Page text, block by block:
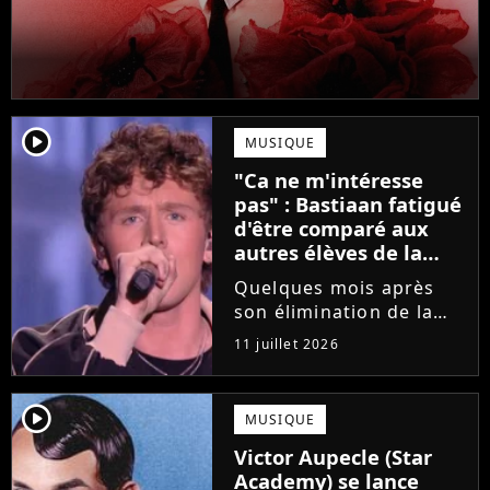
player2 MUSIQUE
"Ca ne m'intéresse
pas" : Bastiaan fatigué
d'être comparé aux
autres élèves de la
Star Academy
Quelques mois après
son élimination de la
Star Academy, Bastiaan
tente de lancer sa
carrière dans la
musique. Et pour ça, le
chanteur a récemment
dévoilé "Château", son
premier single....
11 juillet 2026
player2 MUSIQUE
Victor Aupecle (Star
Academy) se lance